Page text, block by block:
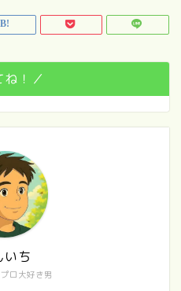
！／
ロ大好き男
いち